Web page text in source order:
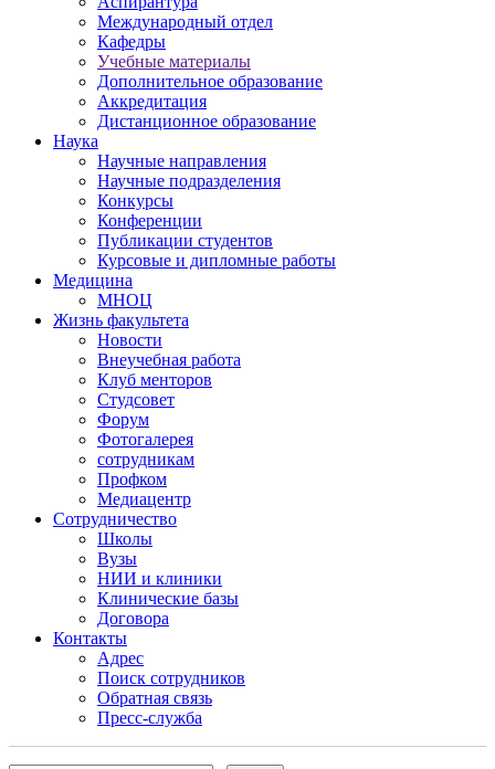
Международный отдел
Кафедры
Учебные материалы
Дополнительное образование
Аккредитация
Дистанционное образование
Наука
Научные направления
Научные подразделения
Конкурсы
Конференции
Публикации студентов
Курсовые и дипломные работы
Медицина
МНОЦ
Жизнь факультета
Новости
Внеучебная работа
Клуб менторов
Студсовет
Форум
Фотогалерея
сотрудникам
Профком
Медиацентр
Сотрудничество
Школы
Вузы
НИИ и клиники
Клинические базы
Договора
Контакты
Адрес
Поиск сотрудников
Обратная связь
Пресс-служба